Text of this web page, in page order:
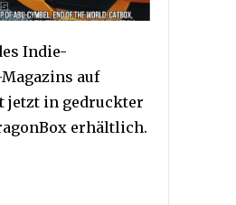
Indie-
auf
jetzt in gedruckter
erhältlich.